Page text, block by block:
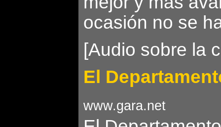
ocasión no se
[Audio sobre la
El
www.gara.net